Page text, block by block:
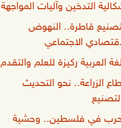
التدخين وآليات المواجهة
قاطرة.. النهوض
الاجتماعي
العربية ركيزة للعلم والتقدم
الزراعة.. نحو التحديث
في فلسطين.. وحشية